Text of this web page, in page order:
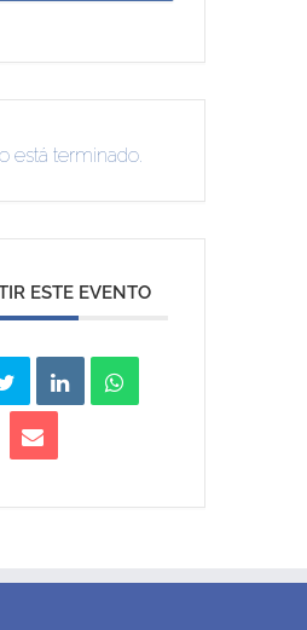
está terminado.
ESTE EVENTO